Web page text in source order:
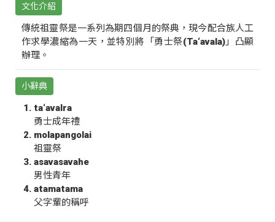
文化介紹
傳統祖靈祭是一系列為期四個月的祭典，現今配合族人工
作求學濃縮為一天，並特別將「勇士祭(Ta‘avala)」凸顯
辦理。
小辭典
ta‘avalra
勇士成年禮
molapangolai
祖靈祭
asavasavahe
男性青年
atamatama
父字輩的稱呼